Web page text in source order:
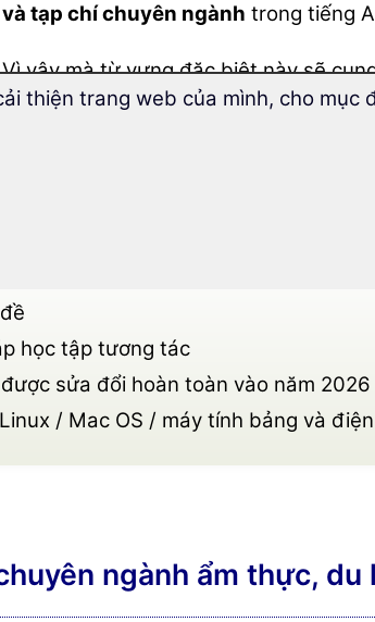
và tạp chí chuyên ngành trong tiếng
Vì vậy mà từ vựng đặc biệt này sẽ
tiêu cho bạn.
học tập tương tác
sửa đổi hoàn toàn vào năm 2026
/ Mac OS / máy tính bảng và
ngành ẩm thực, du
thiện trang web của mình, cho mục